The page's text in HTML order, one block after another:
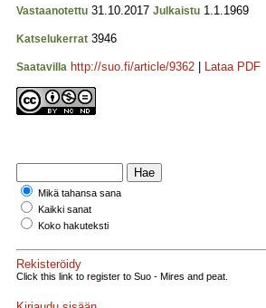
Vastaanotettu 31.10.2017 Julkaistu 1.1.1969
Katselukerrat 3946
Saatavilla http://suo.fi/article/9362 Lataa PDF
Mikä tahansa sana
Kaikki sanat
Koko hakuteksti
Rekisteröidy
Click this link to register to Suo - Mires and peat.